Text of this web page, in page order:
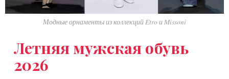
Модные орнаменты из коллекций Etro и Missoni
Летняя мужская обувь
2026